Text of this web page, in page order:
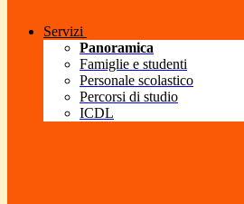
Servizi
Panoramica
Famiglie e studenti
Personale scolastico
Percorsi di studio
ICDL